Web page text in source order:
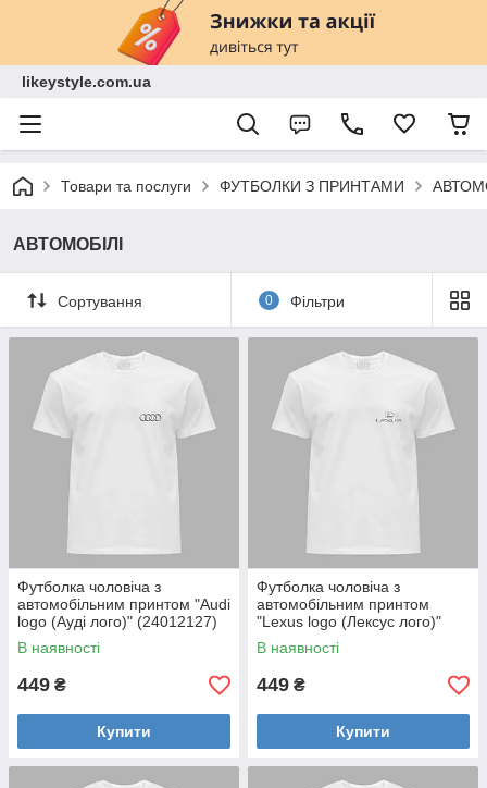
likeystyle.com.ua
Товари та послуги ФУТБОЛКИ З ПРИНТАМИ
АВТОМОБІЛІ
Сортування 0 Фільтри
Футболка чоловіча з
автомобільним принтом "Audi
logo (Ауді лого)" (24012127)
В наявності
449 ₴
Купити
Футболка чоловіча з
автомобільним принтом
"Lexus logo (Лексус лого)"
(24012128)
В наявності
449 ₴
Купити